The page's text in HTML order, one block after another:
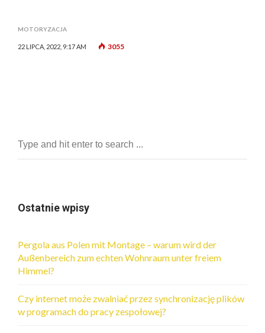
MOTORYZACJA
22 LIPCA, 2022, 9:17 AM 3055
Ostatnie wpisy
Pergola aus Polen mit Montage – warum wird der
Außenbereich zum echten Wohnraum unter freiem
Himmel?
Czy internet może zwalniać przez synchronizację plików
w programach do pracy zespołowej?